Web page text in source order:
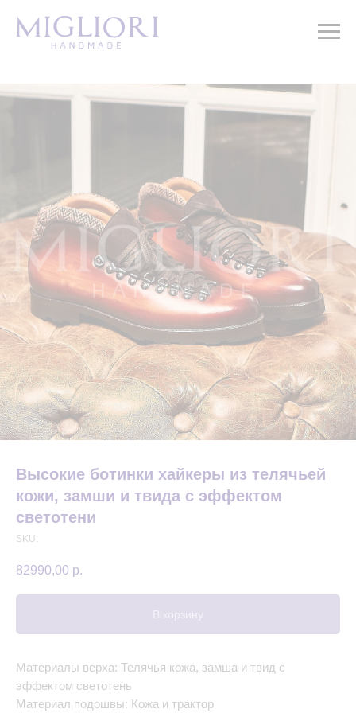
Высокие ботинки хайкеры из телячьей
кожи, замши и твида с эффектом
светотени
SKU:
82990,00 р.
В корзину
Материалы верха: Телячья кожа, замша и твид с
эффектом светотень
Материал подошвы: Кожа и трактор